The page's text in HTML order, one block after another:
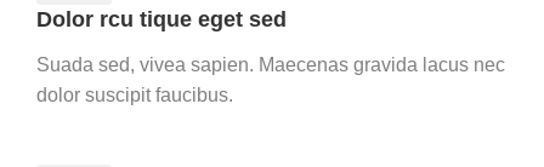
Dolor rcu tique eget sed
Suada sed, vivea sapien. Maecenas gravida lacus nec
dolor suscipit faucibus.